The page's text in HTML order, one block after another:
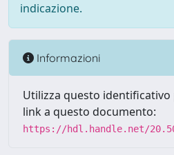
indicazione.
Informazioni
Utilizza questo
link a questo documento:
https://hdl.handle.net/